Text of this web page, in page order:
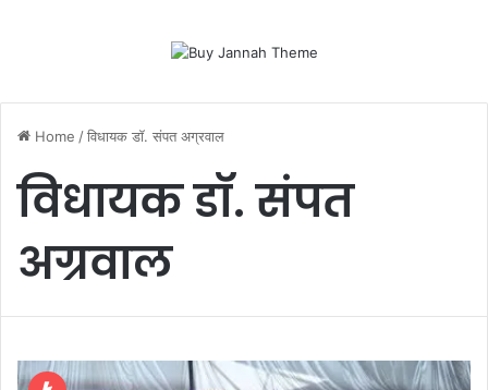
Home /विधायक डॉ. संपत अग्रवाल
विधायक डॉ. संपत
अग्रवाल